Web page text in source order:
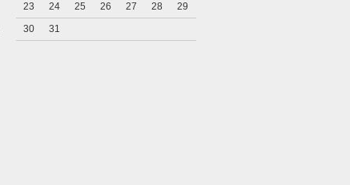
23
24 25 26 27 28
29
30
31